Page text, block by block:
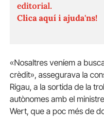
editorial.
Clica aquí i ajuda'ns!
«Nosaltres veníem a
crèdit», assegurava la
Rigau, a la sortida de la
autònomes amb el
Wert, que a poc més de